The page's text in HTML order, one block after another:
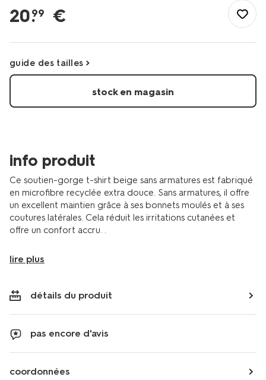
fr/elle-
lui/lingerie/soutiens-
shirt/soutien-
gorge-
preforme-
recycle%2Fmicro-
20.
99 €
guide des tailles
stock en magasin
info produit
Ce soutien-gorge t-shirt beige sans armatures est fabriqué
en microfibre recyclée extra douce. Sans armatures, il offre
un excellent maintien grâce à ses bonnets moulés et à ses
coutures latérales. Cela réduit les irritations cutanées et
offre un confort accru. .
lire plus
détails du produit
pas encore d'avis
coordonnées